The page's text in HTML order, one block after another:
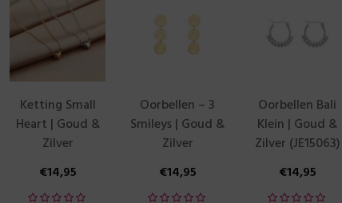
Ketting Small
Heart | Goud &
Zilver
€14,95
Oorbellen – 3
Smileys | Goud &
Zilver
€14,95
Oorbellen Bali
Klein | Goud &
Zilver (JE15063)
€14,95